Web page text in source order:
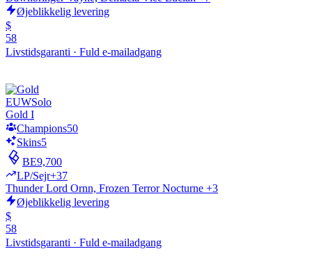
Øjeblikkelig levering
$
58
Livstidsgaranti · Fuld e-mailadgang
EUWSolo
Gold I
Champions50
Skins5
BE9,700
LP/Sejr+37
Thunder Lord Ornn, Frozen Terror Nocturne +3
Øjeblikkelig levering
$
58
Livstidsgaranti · Fuld e-mailadgang